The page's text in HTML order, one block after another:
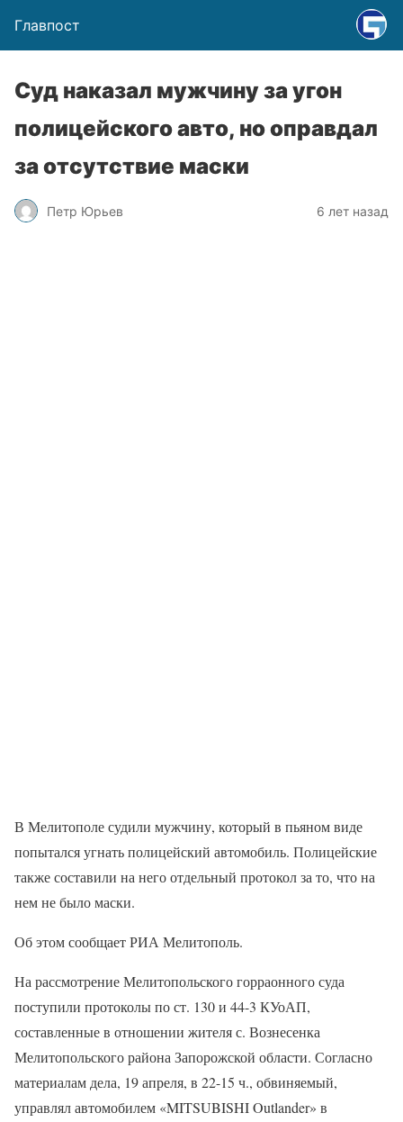
Главпост
Суд наказал мужчину за угон
полицейского авто, но оправдал
за отсутствие маски
Петр Юрьев 6 лет назад
В Мелитополе судили мужчину, который в пьяном виде
попытался угнать полицейский автомобиль. Полицейские
также составили на него отдельный протокол за то, что на
нем не было маски.
Об этом сообщает РИА Мелитополь.
На рассмотрение Мелитопольского горраонного суда
поступили протоколы по ст. 130 и 44-3 КУоАП,
составленные в отношении жителя с. Вознесенка
Мелитопольского района Запорожской области. Согласно
материалам дела, 19 апреля, в 22-15 ч., обвиняемый,
управлял автомобилем «MITSUBISHI Outlander» в